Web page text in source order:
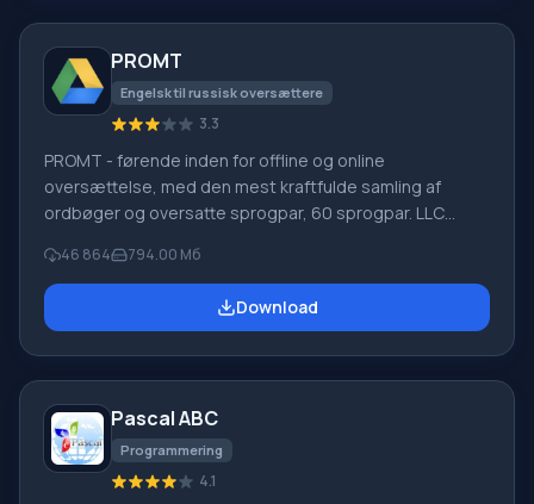
PROMT
Engelsk til russisk oversættere
3.3
PROMT - førende inden for offline og online
oversættelse, med den mest kraftfulde samling af
ordbøger og oversatte sprogpar, 60 sprogpar. LLC
oversættelsessystemer til private brugere og
virksomheder. PROMT-software giver oversættelse af
enhver tekst ved hjælp af indbyggede ordbøger,
udenlandsk firma
46 864 794.00 Мб
Download
Pascal ABC
Programmering
4.1